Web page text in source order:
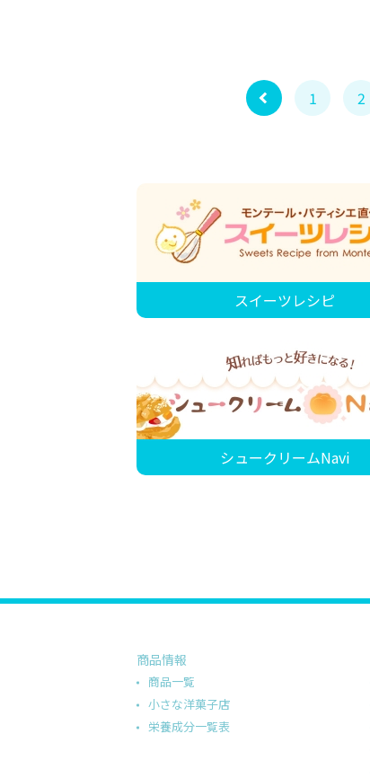
1 2
スイーツレシピ
シュークリームNavi
商品情報
商品一覧
小さな洋菓子店
栄養成分一覧表